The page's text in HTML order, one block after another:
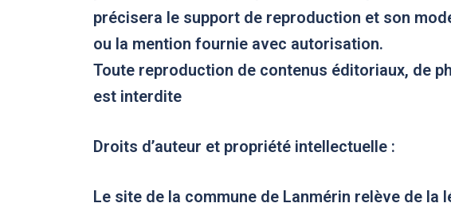
précisera le support de reproduction et son
ou la mention fournie avec autorisation.
Toute reproduction de contenus éditoriaux, de
est interdite
Droits d’auteur et propriété intellectuelle :
Le site de la commune de Lanmérin relève de